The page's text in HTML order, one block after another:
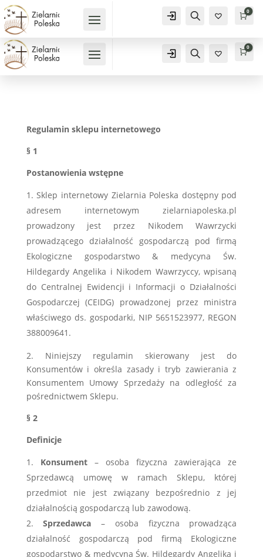
Konto Szukaj
0
Konto Szukaj
0
Regulamin sklepu internetowego
§ 1
Postanowienia wstępne
Sklep internetowy Zielarnia Poleska dostępny pod
adresem internetowym zielarniapoleska.pl
prowadzony jest przez Nikodem Wawrzycki
prowadzącego działalność gospodarczą pod firmą
Ekologiczne gospodarstwo & medycyna Św.
Hildegardy Angelika i Nikodem Wawrzyccy, wpisaną
do Centralnej Ewidencji i Informacji o Działalności
Gospodarczej (CEIDG) prowadzonej przez ministra
właściwego ds. gospodarki, NIP 5651523977, REGON
388009641.
2. Niniejszy regulamin skierowany jest do
Konsumentów i określa zasady i tryb zawierania z
Konsumentem Umowy Sprzedaży na odległość za
pośrednictwem Sklepu.
§ 2
Definicje
Konsument – osoba fizyczna zawierająca ze
Sprzedawcą umowę w ramach Sklepu, której
przedmiot nie jest związany bezpośrednio z jej
działalnością gospodarczą lub zawodową.
Sprzedawca– osoba fizyczna prowadząca
działalność gospodarczą pod firmą Ekologiczne
gospodarstwo & medycyna Św. Hildegardy Angelika i